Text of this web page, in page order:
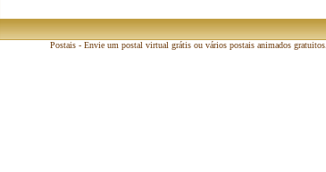
Postais - Envie um postal virtual grátis ou vários postais animados gratuitos.